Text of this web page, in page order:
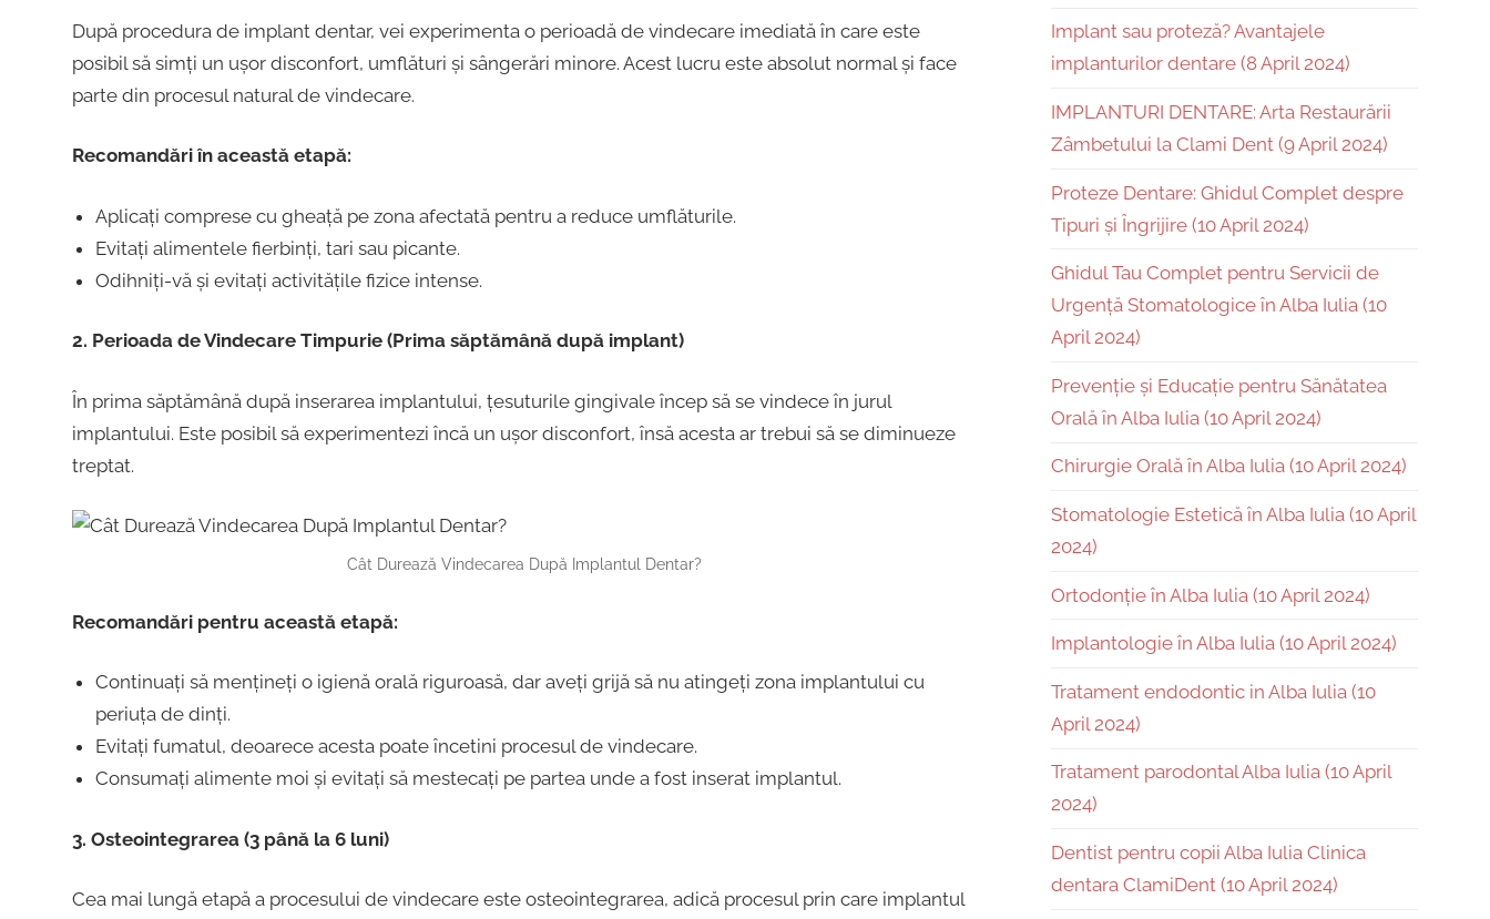
După procedura de implant dentar, vei experimenta o perioadă de vindecare imediată în care este
posibil să simți un ușor disconfort, umflături și sângerări minore. Acest lucru este absolut normal și face
parte din procesul natural de vindecare.
Recomandări în această etapă:
Aplicați comprese cu gheață pe zona afectată pentru a reduce umflăturile.
Evitați alimentele fierbinți, tari sau picante.
Odihniți-vă și evitați activitățile fizice intense.
2. Perioada de Vindecare Timpurie (Prima săptămână după implant)
În prima săptămână după inserarea implantului, țesuturile gingivale încep să se vindece în jurul
implantului. Este posibil să experimentezi încă un ușor disconfort, însă acesta ar trebui să se diminueze
treptat.
Cât Durează Vindecarea După Implantul Dentar?
Recomandări pentru această etapă:
Continuați să mențineți o igienă orală riguroasă, dar aveți grijă să nu atingeți zona implantului cu
periuța de dinți.
Evitați fumatul, deoarece acesta poate încetini procesul de vindecare.
Consumați alimente moi și evitați să mestecați pe partea unde a fost inserat implantul.
3. Osteointegrarea (3 până la 6 luni)
Cea mai lungă etapă a procesului de vindecare este osteointegrarea, adică procesul prin care implantul
Implant sau proteză? Avantajele
implanturilor dentare (8 April 2024)
IMPLANTURI DENTARE: Arta Restaurării
Zâmbetului la Clami Dent (9 April 2024)
Proteze Dentare: Ghidul Complet despre
Tipuri și Îngrijire (10 April 2024)
Ghidul Tau Complet pentru Servicii de
Urgență Stomatologice în Alba Iulia (10
April 2024)
Prevenție și Educație pentru Sănătatea
Orală în Alba Iulia (10 April 2024)
Chirurgie Orală în Alba Iulia (10 April 2024)
Stomatologie Estetică în Alba Iulia (10 April
2024)
Ortodonție în Alba Iulia (10 April 2024)
Implantologie în Alba Iulia (10 April 2024)
Tratament endodontic in Alba Iulia (10
April 2024)
Tratament parodontal Alba Iulia (10 April
2024)
Dentist pentru copii Alba Iulia Clinica
dentara ClamiDent (10 April 2024)